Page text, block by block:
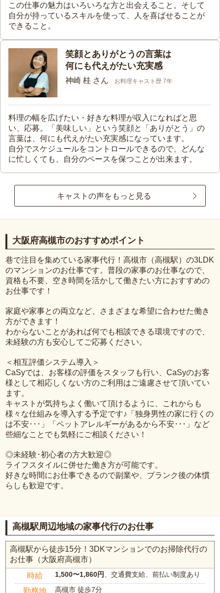
この仕事の魅力はいろいろな方と出会えること。そして
自分が持っているスキルを使って、人を喜ばせることが
できること。
笑顔とありがとうの言葉は
何にも代えがたい充実感
神崎 桂 さん お料理キャスト歴 7年
料理の幅を広げたい・好きな料理が収入になればと思
い、応募。「美味しい」という笑顔と「ありがとう」の
言葉は、何にも代えがたい充実感になっています。
自分でスケジュールをコントロールできるので、どんな
に忙しくても、自分のペースを保つことが出来ます。
キャストの声をもっと見る
大阪府高槻市のおすすめポイント
巷で注目を集めている家事代行！高槻市（高槻駅）の3LDK
のマンションのお仕事です。普段の家事のお仕事なので、
資格も不要、空き時間を活かして働きたい方におすすめの
お仕事です！
家庭や家事との両立など、さまざまな希望に合わせた働き
方ができます！
わからないことがあれば何でも相談できる環境ですので、
未経験の方も安心してご応募ください。
＜相互評価システム導入＞
CaSyでは、お客様の評価をスタッフも行い、CaSyのお客
様として相応しくない方のご利用はご遠慮させて頂いてい
ます。
キャストが気持ちよく働いて頂けるように、これからも
様々な仕組みを導入する予定です♪「独身男性の家に行くの
は不安･･･」「ペットアレルギーがあるから不安･･･」など
些細なことでも気軽にご相談ください！
◎未経験･初心者の方大歓迎◎
ライフスタイルに併せた働き方が可能です。
好きな時間にお仕事できるので副業や、ブランク後の体慣
らしも歓迎です。
高槻駅周辺地域の家事代行のお仕事
高槻駅から徒歩15分！3DKマンションでのお掃除代行の
お仕事（大阪府高槻市）
時給 1,500〜1,860円、交通費支給、前払い制度あり
勤務地 高槻市 徒歩7分